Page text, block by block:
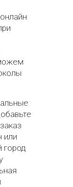
или
город